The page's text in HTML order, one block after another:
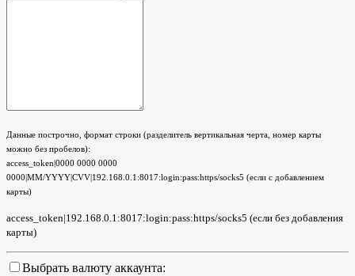
Данные построчно, формат строки (разделитель вертикальная черта, номер карты
можно без пробелов):
access_token|0000 0000 0000
0000|MM/YYYY|CVV|192.168.0.1:8017:login:pass:https/socks5 (если с добавлением
карты)
access_token|192.168.0.1:8017:login:pass:https/socks5 (если без добавления
карты)
Выбрать валюту аккаунта: